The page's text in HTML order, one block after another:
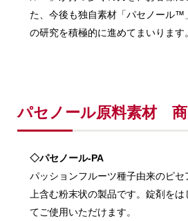
た、今後も独自素材「パセノール™
の研究を積極的に進めてまいります。
パセノール原料素材
◇パセノール‐PA
パッションフルーツ種子由来のピセ
上含む粉末状の製品です。錠剤を
てご使用いただけます。